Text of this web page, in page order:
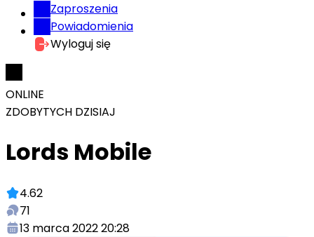
Zaproszenia
Powiadomienia
Wyloguj się
ONLINE
ZDOBYTYCH DZISIAJ
Lords Mobile
4.62
71
13 marca 2022 20:28